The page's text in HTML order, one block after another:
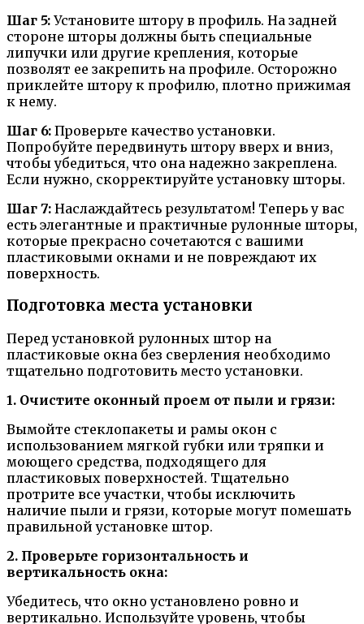
Шаг 5: Установите штору в профиль. На задней
стороне шторы должны быть специальные
липучки или другие крепления, которые
позволят ее закрепить на профиле. Осторожно
приклейте штору к профилю, плотно прижимая
к нему.
Шаг 6: Проверьте качество установки.
Попробуйте передвинуть штору вверх и вниз,
чтобы убедиться, что она надежно закреплена.
Если нужно, скорректируйте установку шторы.
Шаг 7: Наслаждайтесь результатом! Теперь у вас
есть элегантные и практичные рулонные шторы,
которые прекрасно сочетаются с вашими
пластиковыми окнами и не повреждают их
поверхность.
Подготовка места установки
Перед установкой рулонных штор на
пластиковые окна без сверления необходимо
тщательно подготовить место установки.
1. Очистите оконный проем от пыли и грязи:
Вымойте стеклопакеты и рамы окон с
использованием мягкой губки или тряпки и
моющего средства, подходящего для
пластиковых поверхностей. Тщательно
протрите все участки, чтобы исключить
наличие пыли и грязи, которые могут помешать
правильной установке штор.
2. Проверьте горизонтальность и
вертикальность окна:
Убедитесь, что окно установлено ровно и
вертикально. Используйте уровень, чтобы